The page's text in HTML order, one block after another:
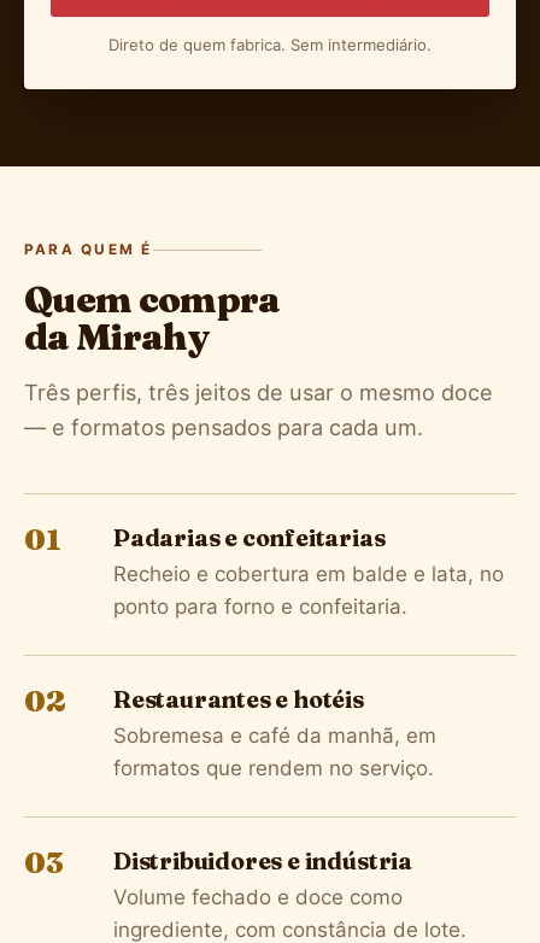
Direto de quem fabrica. Sem intermediário.
PARA QUEM É
Quem compra
da Mirahy
Três perfis, três jeitos de usar o mesmo doce
— e formatos pensados para cada um.
01 Padarias e confeitarias
Recheio e cobertura em balde e lata, no
ponto para forno e confeitaria.
02 Restaurantes e hotéis
Sobremesa e café da manhã, em
formatos que rendem no serviço.
03 Distribuidores e indústria
Volume fechado e doce como
ingrediente, com constância de lote.